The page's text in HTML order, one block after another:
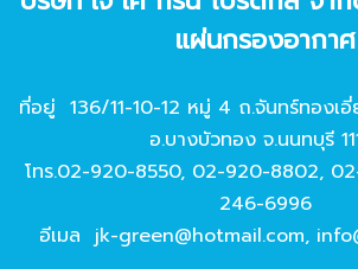
แผ่นกรองอากาศ
ที่อยู่ 136/11-10-12 หมู่ 4 ถ.จันทร์ทองเ
อ.บางบัวทอง จ.นนทบุรี
โทร.02-920-8550, 02-920-8802,
246-6996
อีเมล jk-green@hotmail.com,